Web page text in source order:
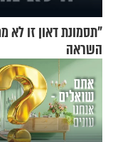
"תסמונת דאון זו לא
השראה